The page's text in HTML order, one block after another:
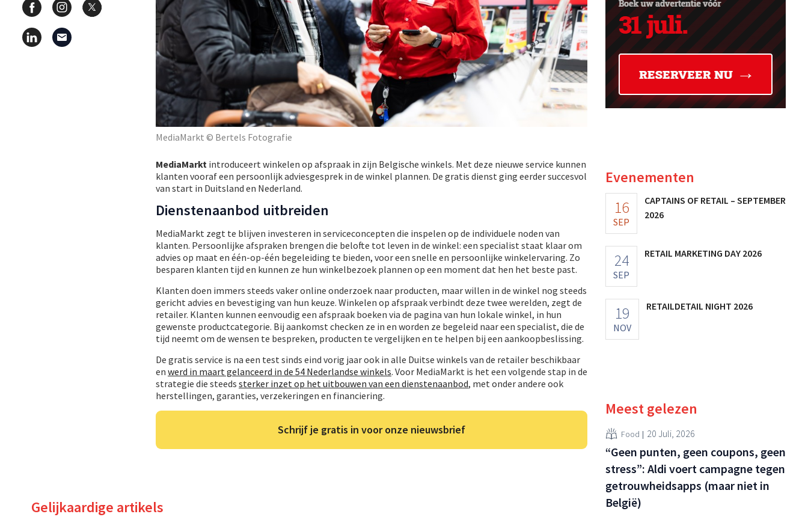
MediaMarkt © Bertels Fotografie
MediaMarkt introduceert winkelen op afspraak in zijn Belgische winkels. Met deze nieuwe service kunnen
klanten vooraf een persoonlijk adviesgesprek in de winkel plannen. De gratis dienst ging eerder succesvol
van start in Duitsland en Nederland.
Dienstenaanbod uitbreiden
MediaMarkt zegt te blijven investeren in serviceconcepten die inspelen op de individuele noden van
klanten. Persoonlijke afspraken brengen die belofte tot leven in de winkel: een specialist staat klaar om
advies op maat en één-op-één begeleiding te bieden, voor een snelle en persoonlijke winkelervaring. Zo
besparen klanten tijd en kunnen ze hun winkelbezoek plannen op een moment dat hen het beste past.
Klanten doen immers steeds vaker online onderzoek naar producten, maar willen in de winkel nog steeds
gericht advies en bevestiging van hun keuze. Winkelen op afspraak verbindt deze twee werelden, zegt de
retailer. Klanten kunnen eenvoudig een afspraak boeken via de pagina van hun lokale winkel, in hun
gewenste productcategorie. Bij aankomst checken ze in en worden ze begeleid naar een specialist, die de
tijd neemt om de wensen te bespreken, producten te vergelijken en te helpen bij een aankoopbeslissing.
De gratis service is na een test sinds eind vorig jaar ook in alle Duitse winkels van de retailer beschikbaar
en werd in maart gelanceerd in de 54 Nederlandse winkels. Voor MediaMarkt is het een volgende stap in de
strategie die steeds sterker inzet op het uitbouwen van een dienstenaanbod, met onder andere ook
herstellingen, garanties, verzekeringen en financiering.
Schrijf je gratis in voor onze nieuwsbrief
Gelijkaardige artikels
Evenementen
16
SEP
CAPTAINS OF RETAIL – SEPTEMBER
2026
24
SEP
RETAIL MARKETING DAY 2026
19
NOV
RETAILDETAIL NIGHT 2026
Meest gelezen
Food 20 Juli, 2026
“Geen punten, geen coupons, geen
stress”: Aldi voert campagne tegen
getrouwheidsapps (maar niet in
België)